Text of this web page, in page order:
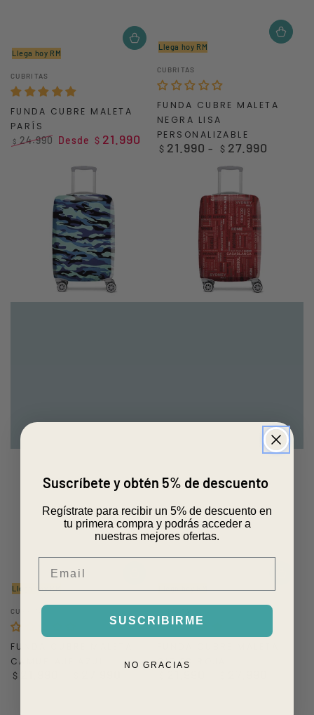
Llega hoy RM
Vendedor:
CUBRITAS
FUNDA CUBRE MALETA
PARÍS
$ 24.990 Desde $ 21.990
Llega hoy RM
Vendedor:
CUBRITAS
FUNDA CUBRE MALETA
NEGRA LISA
PERSONALIZABLE
Precio
$ 21.990 $ 27.990
Llega hoy RM
Vendedor:
CUBRITAS
FUNDA CUBRE MALETA
CAMUFLAJE AZUL
Precio
$
Llega hoy RM
Vendedor:
CITIES ROJA
Suscríbete y obtén 5% de descuento
Regístrate para recibir un 5% de descuento en
tu primera compra y podrás acceder a
nuestras mejores ofertas.
SUSCRIBIRME
NO GRACIAS